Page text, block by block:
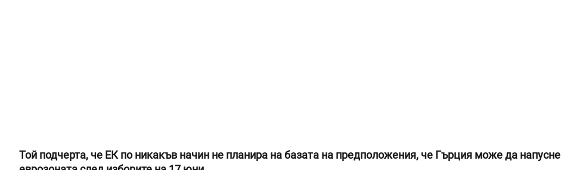
Той подчерта, че ЕК по никакъв начин не планира на базата на предположения, че Гърция може да напусне